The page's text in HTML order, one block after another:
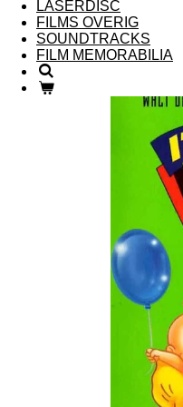
LASERDISC
FILMS OVERIG
SOUNDTRACKS
FILM MEMORABILIA